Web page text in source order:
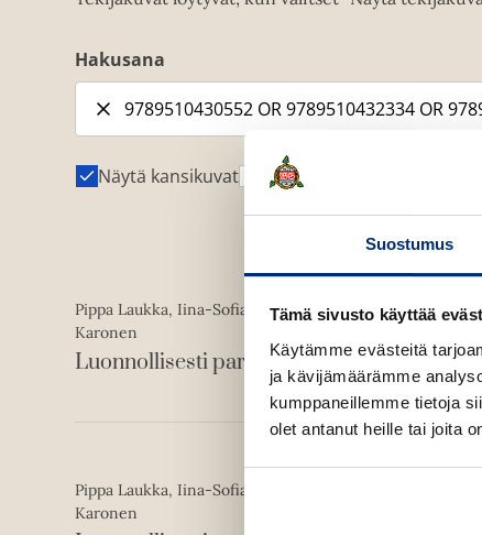
Suostumus
Tämä sivusto käyttää
Käytämme evästeitä
ja kävijämäärämme
kumppaneillemme tietoja
olet antanut heille tai joita
Hakusana
Näytä kansikuvat Näytä tekijäkuvat
Pippa Laukka, Iina-Sofia
Karonen
Luonnollisesti paras
ISBN9789510432334
1400x2112px
Pippa Laukka, Iina-Sofia
Karonen